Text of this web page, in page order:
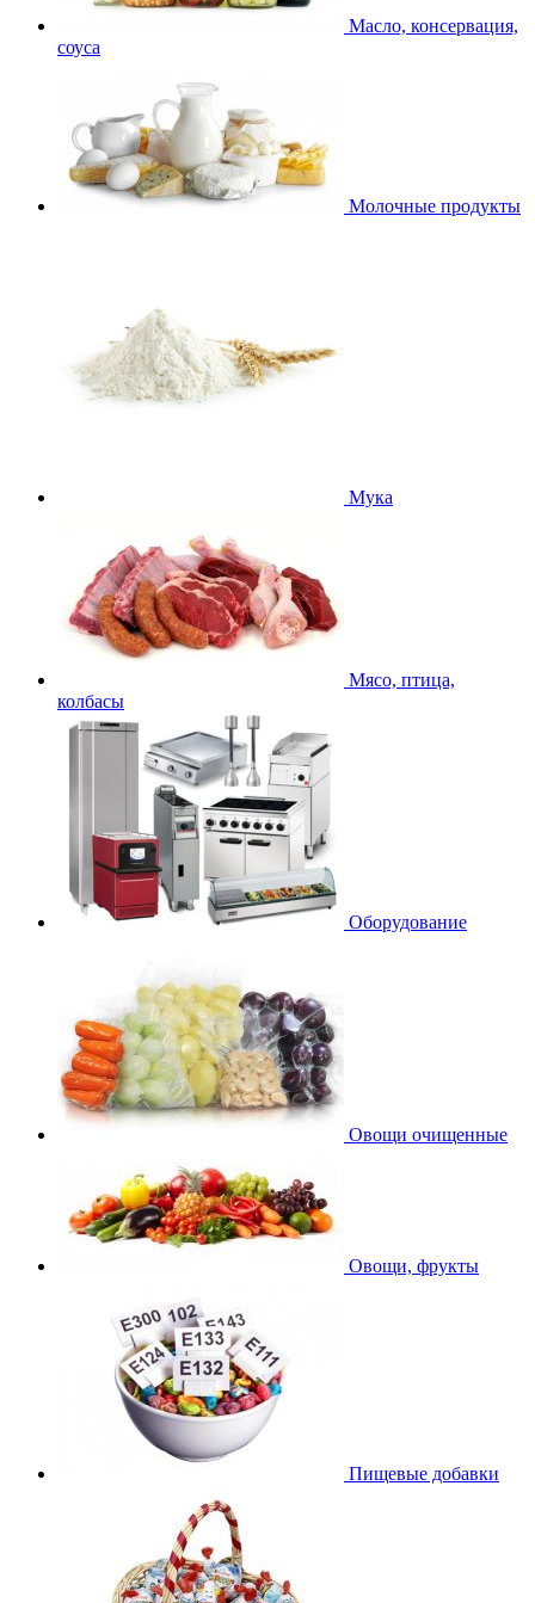
Масло, консервация,
соуса
Молочные продукты
Мука
Мясо, птица,
колбасы
Оборудование
Овощи очищенные
Овощи, фрукты
Пищевые добавки